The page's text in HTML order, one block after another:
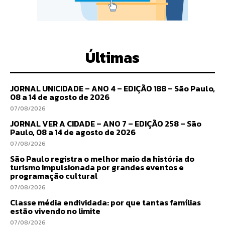
Últimas
JORNAL UNICIDADE – ANO 4 – EDIÇÃO 188 – São Paulo,
08 a 14 de agosto de 2026
07/08/2026
JORNAL VER A CIDADE – ANO 7 – EDIÇÃO 258 – São
Paulo, 08 a 14 de agosto de 2026
07/08/2026
São Paulo registra o melhor maio da história do
turismo impulsionada por grandes eventos e
programação cultural
07/08/2026
Classe média endividada: por que tantas famílias
estão vivendo no limite
07/08/2026